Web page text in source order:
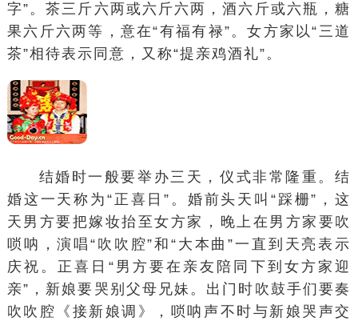
字”。茶三斤六两或六斤六两，酒六斤或六瓶，糖
果六斤六两等，意在“有福有禄”。女方家以“三道
茶”相待表示同意，又称“提亲鸡酒礼”。
结婚时一般要举办三天，仪式非常隆重。结
婚这一天称为“正喜日”。婚前头天叫“踩栅”，这
天男方要把嫁妆抬至女方家，晚上在男方家要吹
唢呐 ，演唱“ 吹吹腔”和“ 大本曲”一直到天亮表示
庆祝。正喜日“男方要在亲友陪同下到女方家迎
亲”，新娘要 哭别 父母兄妹。出门时 吹鼓手们要奏
吹吹腔《接新娘调》，唢呐声不时与新娘哭声交